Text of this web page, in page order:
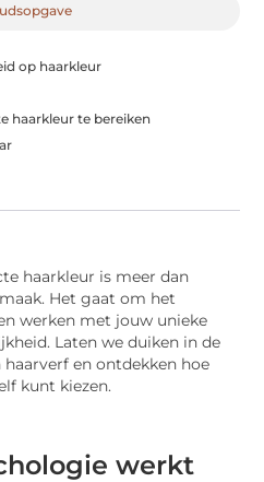
op haarkleur
haarkleur te bereiken
haarkleur is meer dan
Het gaat om het
werken met jouw unieke
Laten we duiken in de
en ontdekken hoe
kunt kiezen.
werkt